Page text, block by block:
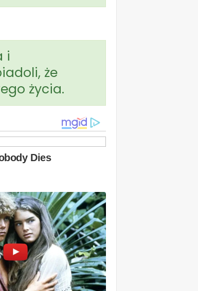
i
że
życia.